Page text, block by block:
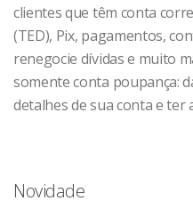
clientes que têm conta
(TED), Pix, pagamentos,
renegocie dívidas e muito
somente conta poupança:
detalhes de sua conta e ter
Novidade